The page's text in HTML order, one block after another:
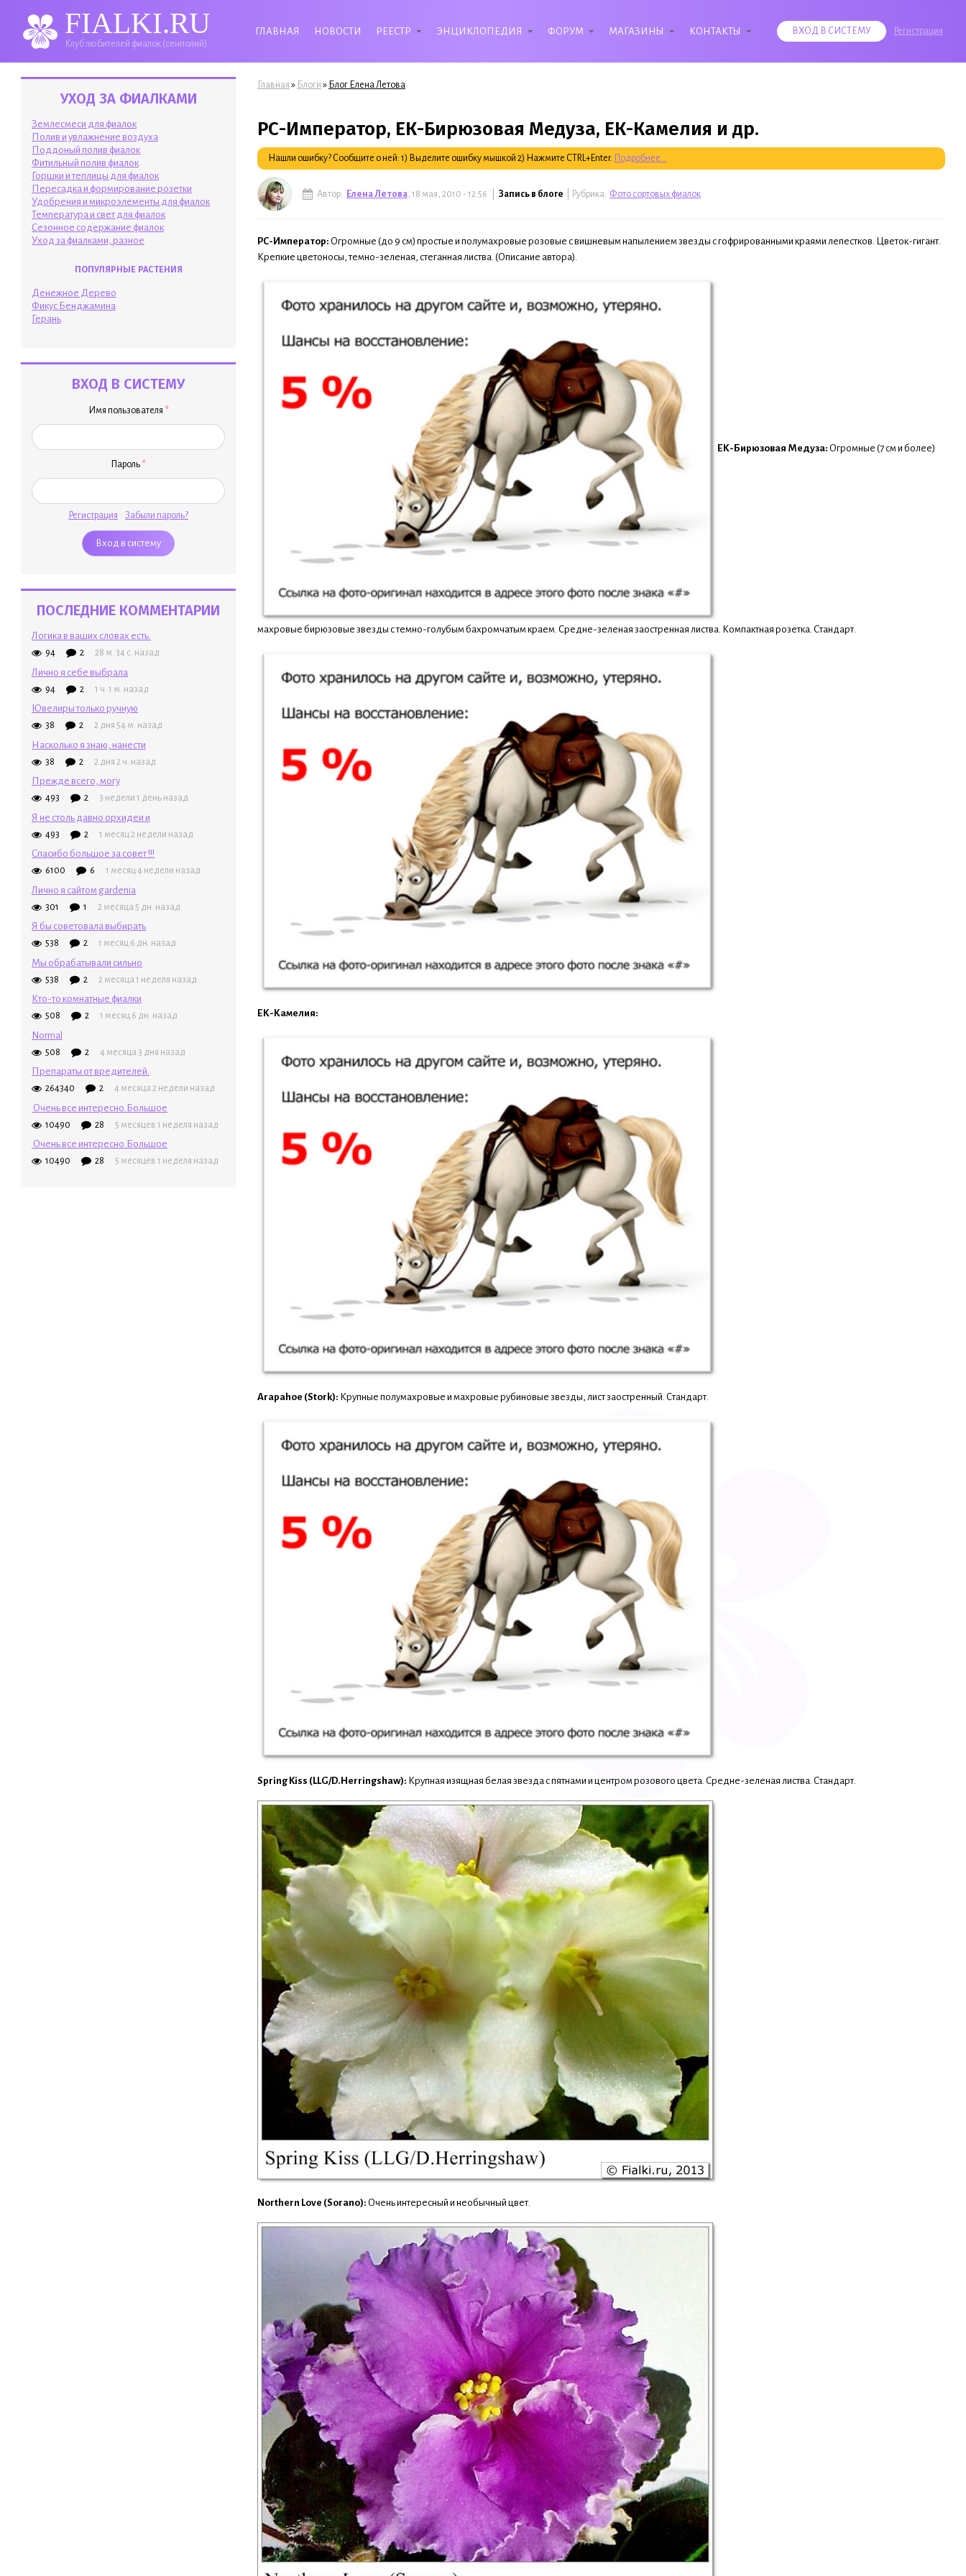
FIALKI.RU
Клуб любителей фиалок (сенполий)
ГЛАВНАЯ НОВОСТИ РЕЕСТР ЭНЦИКЛОПЕДИЯ ФОРУМ МАГАЗИНЫ КОНТАКТЫ ВХОД В СИСТЕМУ Регистрация
УХОД ЗА ФИАЛКАМИ
Землесмеси для фиалок
Полив и увлажнение воздуха
Поддоный полив фиалок
Фитильный полив фиалок
Горшки и теплицы для фиалок
Пересадка и формирование розетки
Удобрения и микроэлементы для фиалок
Температура и свет для фиалок
Сезонное содержание фиалок
Уход за фиалками, разное
ПОПУЛЯРНЫЕ РАСТЕНИЯ
Денежное Дерево
Фикус Бенджамина
Герань
ВХОД В СИСТЕМУ
Имя пользователя *
Пароль *
Регистрация Забыли пароль?
ПОСЛЕДНИЕ КОММЕНТАРИИ
Логика в ваших словах есть.
94 2 28 м. 34 с. назад
Лично я себе выбрала
94 2 1 ч. 1 м. назад
Ювелиры только ручную
38 2 2 дня 54 м. назад
Насколько я знаю, нанести
38 2 2 дня 2 ч. назад
Прежде всего, могу
493 2 3 недели 1 день назад
Я не столь давно орхидеи и
493 2 1 месяц 2 недели назад
Спасибо большое за совет !!!
6100 6 1 месяц 4 недели назад
Лично я сайтом gardenia
301 1 2 месяца 5 дн. назад
Я бы советовала выбирать
538 2 1 месяц 6 дн. назад
Мы обрабатывали сильно
538 2 2 месяца 1 неделя назад
Кто-то комнатные фиалки
508 2 1 месяц 6 дн. назад
Normal
508 2 4 месяца 3 дня назад
Препараты от вредителей.
264340 2 4 месяца 2 недели назад
Очень все интересно.Большое
10490 28 5 месяцев 1 неделя назад
Очень все интересно.Большое
10490 28 5 месяцев 1 неделя назад
Вы здесь
Главная » Блоги » Блог Елена Летова
РС-Император, ЕК-Бирюзовая Медуза, ЕК-Камелия и др.
Нашли ошибку? Сообщите о ней: 1) Выделите ошибку мышкой 2) Нажмите CTRL+Enter. Подробнее...
Автор: Елена Летова , 18 мая, 2010 - 12:56 | Запись в блоге | Рубрика: Фото сортовых фиалок
РС-Император: Огромные (до 9 см) простые и полумахровые розовые с вишневым напылением звезды с гофрированными краями лепестков. Цветок-гигант.
Крепкие цветоносы, темно-зеленая, стеганная листва. (Описание автора).
ЕК-Бирюзовая Медуза: Огромные (7 см и более)
махровые бирюзовые звезды с темно-голубым бахромчатым краем. Средне-зеленая заостренная листва. Компактная розетка. Стандарт.
ЕК-Камелия:
Arapahoe (Stork): Крупные полумахровые и махровые рубиновые звезды, лист заостренный. Стандарт.
Spring Kiss (LLG/D.Herringshaw): Крупная изящная белая звезда с пятнами и центром розового цвета. Средне-зеленая листва. Стандарт.
Northern Love (Sorano): Очень интересный и необычный цвет.